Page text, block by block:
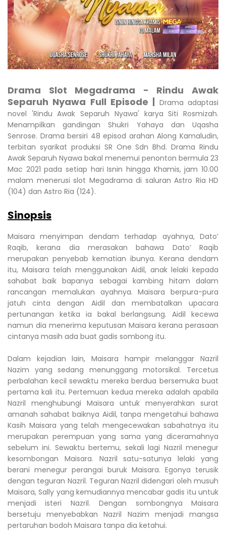
Drama Slot Megadrama - Rindu Awak
Separuh Nyawa Full Episode | Drama adaptasi
novel 'Rindu Awak Separuh Nyawa' karya Siti Rosmizah.
Menampilkan gandingan Shukri Yahaya dan Uqasha
Senrose. Drama bersiri 48 episod arahan Along Kamaludin,
terbitan syarikat produksi SR One Sdn Bhd. Drama Rindu
Awak Separuh Nyawa bakal menemui penonton bermula 23
Mac 2021 pada setiap hari Isnin hingga Khamis, jam 10.00
malam menerusi slot Megadrama di saluran Astro Ria HD
(104) dan Astro Ria (124).
Sinopsis
Maisara menyimpan dendam terhadap ayahnya, Dato’
Raqib, kerana dia merasakan bahawa Dato’ Raqib
merupakan penyebab kematian ibunya. Kerana dendam
itu, Maisara telah menggunakan Aidil, anak lelaki kepada
sahabat baik bapanya sebagai kambing hitam dalam
rancangan memalukan ayahnya. Maisara berpura-pura
jatuh cinta dengan Aidil dan membatalkan upacara
pertunangan ketika ia bakal berlangsung. Aidil kecewa
namun dia menerima keputusan Maisara kerana perasaan
cintanya masih ada buat gadis sombong itu.
Dalam kejadian lain, Maisara hampir melanggar Nazril
Nazim yang sedang menunggang motorsikal. Tercetus
perbalahan kecil sewaktu mereka berdua bersemuka buat
pertama kali itu. Pertemuan kedua mereka adalah apabila
Nazril menghubungi Maisara untuk menyerahkan surat
amanah sahabat baiknya Aidil, tanpa mengetahui bahawa
Kasih Maisara yang telah mengecewakan sabahatnya itu
merupakan perempuan yang sama yang diceramahnya
sebelum ini. Sewaktu bertemu, sekali lagi Nazril menegur
kesombongan Maisara. Nazril satu-satunya lelaki yang
berani menegur perangai buruk Maisara. Egonya terusik
dengan teguran Nazril. Teguran Nazril didengari oleh musuh
Maisara, Sally yang kemudiannya mencabar gadis itu untuk
menjadi isteri Nazril. Dengan sombongnya Maisara
bersetuju menyebabkan Nazril Nazim menjadi mangsa
pertaruhan bodoh Maisara tanpa dia ketahui.